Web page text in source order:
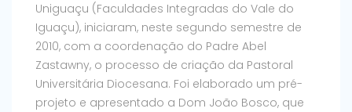
Uniguaçu (Faculdades Integradas do Vale do
Iguaçu), iniciaram, neste segundo semestre de
2010, com a coordenação do Padre Abel
Zastawny, o processo de criação da Pastoral
Universitária Diocesana. Foi elaborado um pré-
projeto e apresentado a Dom João Bosco, que